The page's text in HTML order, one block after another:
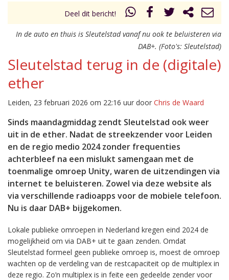
Deel dit bericht!
In de auto en thuis is Sleutelstad vanaf nu ook te beluisteren via
DAB+. (Foto's: Sleutelstad)
Sleutelstad terug in de (digitale)
ether
Leiden, 23 februari 2026 om 22:16 uur door Chris de Waard
Sinds maandagmiddag zendt Sleutelstad ook weer
uit in de ether. Nadat de streekzender voor Leiden
en de regio medio 2024 zonder frequenties
achterbleef na een mislukt samengaan met de
toenmalige omroep Unity, waren de uitzendingen via
internet te beluisteren. Zowel via deze website als
via verschillende radioapps voor de mobiele telefoon.
Nu is daar DAB+ bijgekomen.
Lokale publieke omroepen in Nederland kregen eind 2024 de
mogelijkheid om via DAB+ uit te gaan zenden. Omdat
Sleutelstad formeel geen publieke omroep is, moest de omroep
wachten op de verdeling van de restcapaciteit op de multiplex in
deze regio. Zo’n multiplex is in feite een gedeelde zender voor